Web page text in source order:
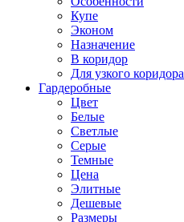
Купе
Эконом
Назначение
В коридор
Для узкого коридора
Гардеробные
Цвет
Белые
Светлые
Серые
Темные
Цена
Элитные
Дешевые
Размеры